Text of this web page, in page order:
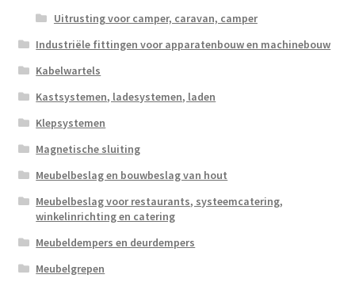
Uitrusting voor camper, caravan, camper
Industriële fittingen voor apparatenbouw en machinebouw
Kabelwartels
Kastsystemen, ladesystemen, laden
Klepsystemen
Magnetische sluiting
Meubelbeslag en bouwbeslag van hout
Meubelbeslag voor restaurants, systeemcatering,
winkelinrichting en catering
Meubeldempers en deurdempers
Meubelgrepen